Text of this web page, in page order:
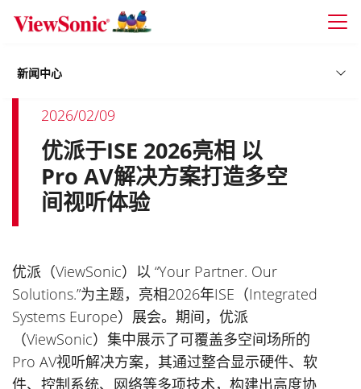
Skip to main content
新闻中心
2026/02/09
优派于ISE 2026亮相 以
Pro AV解决方案打造多空
间视听体验
优派（ViewSonic）以 “Your Partner. Our
Solutions.”为主题，亮相2026年ISE（Integrated
Systems Europe）展会。期间，优派
（ViewSonic）集中展示了可覆盖多空间场所的
Pro AV视听解决方案，其通过整合显示硬件、软
件、控制系统、网络等多项技术，构建出高度协